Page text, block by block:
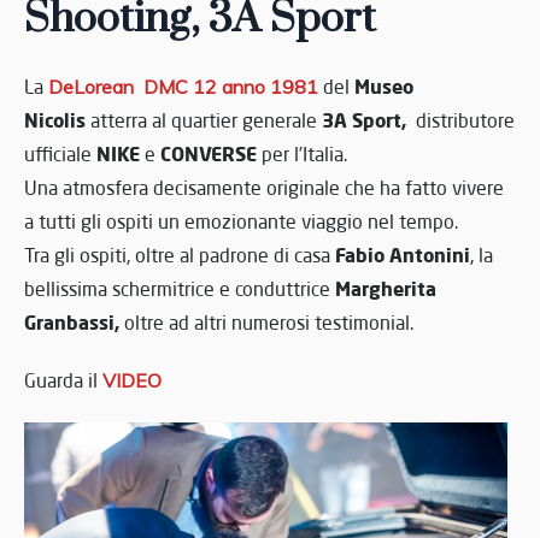
Shooting, 3A Sport
La DeLorean DMC 12 anno 1981 del Museo
Nicolis atterra al quartier generale 3A Sport, distributore
ufficiale NIKE e CONVERSE per l’Italia.
Una atmosfera decisamente originale che ha fatto vivere
a tutti gli ospiti un emozionante viaggio nel tempo.
Tra gli ospiti, oltre al padrone di casa Fabio Antonini, la
bellissima schermitrice e conduttrice Margherita
Granbassi, oltre ad altri numerosi testimonial.
Guarda il VIDEO